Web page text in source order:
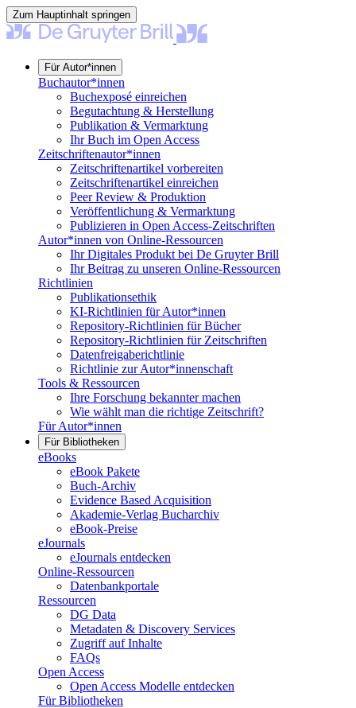
Zum Hauptinhalt springen
Für Autor*innen
Buchautor*innen
Buchexposé einreichen
Begutachtung & Herstellung
Publikation & Vermarktung
Ihr Buch im Open Access
Zeitschriftenautor*innen
Zeitschriftenartikel vorbereiten
Zeitschriftenartikel einreichen
Peer Review & Produktion
Veröffentlichung & Vermarktung
Publizieren in Open Access-Zeitschriften
Autor*innen von Online-Ressourcen
Ihr Digitales Produkt bei De Gruyter Brill
Ihr Beitrag zu unseren Online-Ressourcen
Richtlinien
Publikationsethik
KI-Richtlinien für Autor*innen
Repository-Richtlinien für Bücher
Repository-Richtlinien für Zeitschriften
Datenfreigaberichtlinie
Richtlinie zur Autor*innenschaft
Tools & Ressourcen
Ihre Forschung bekannter machen
Wie wählt man die richtige Zeitschrift?
Für Autor*innen
Für Bibliotheken
eBooks
eBook Pakete
Buch-Archiv
Evidence Based Acquisition
Akademie-Verlag Bucharchiv
eBook-Preise
eJournals
eJournals entdecken
Online-Ressourcen
Datenbankportale
Ressourcen
DG Data
Metadaten & Discovery Services
Zugriff auf Inhalte
FAQs
Open Access
Open Access Modelle entdecken
Für Bibliotheken